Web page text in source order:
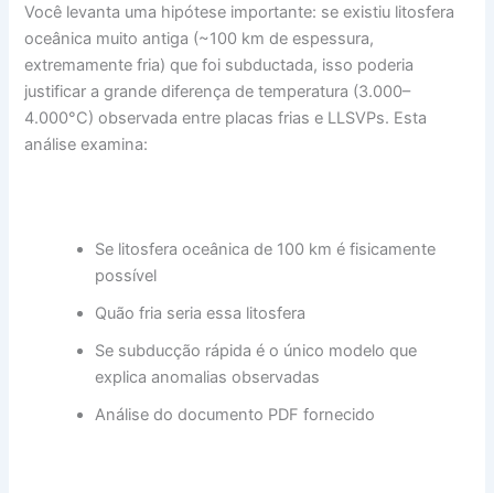
Você levanta uma hipótese importante: se existiu litosfera
oceânica muito antiga (~100 km de espessura,
extremamente fria) que foi subductada, isso poderia
justificar a grande diferença de temperatura (3.000–
4.000°C) observada entre placas frias e LLSVPs. Esta
análise examina:
Se litosfera oceânica de 100 km é fisicamente
possível
Quão fria seria essa litosfera
Se subducção rápida é o único modelo que
explica anomalias observadas
Análise do documento PDF fornecido